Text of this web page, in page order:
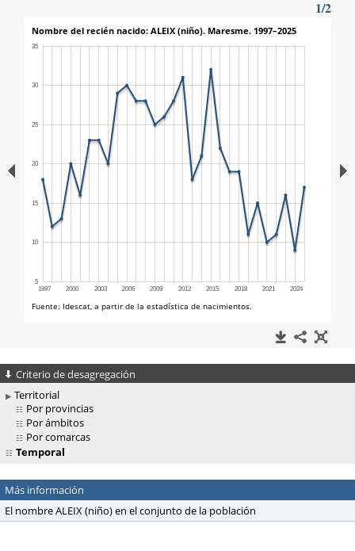
Criterio de desagregación
Territorial
Por provincias
Por ámbitos
Por comarcas
Temporal
Más información
El nombre ALEIX (niño) en el conjunto de la población